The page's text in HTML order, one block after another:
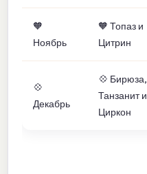
🧡
Ноябрь
🧡 Топаз и
Цитрин
💠
Декабрь
💠 Бирюза,
Танзанит и
Циркон